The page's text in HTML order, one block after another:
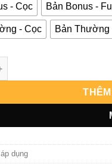
- Cọc Bản Bonus - Full
- Cọc Bản Thường
- Prime 1 số lượng
dụng